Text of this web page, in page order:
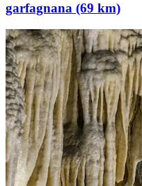
garfagnana (69 km)